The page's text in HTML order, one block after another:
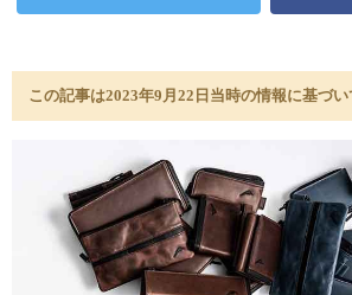
この記事は2023年9月22日当時の情報に基づい